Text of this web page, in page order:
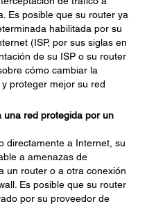
Es posible que su router ya
habilitada por su
(ISP, por sus siglas en
de su ISP o su router
cómo cambiar la
proteger mejor su red
una red protegida por un
directamente a Internet, su
a amenazas de
un router o a otra conexión
Es posible que su router
por su proveedor de